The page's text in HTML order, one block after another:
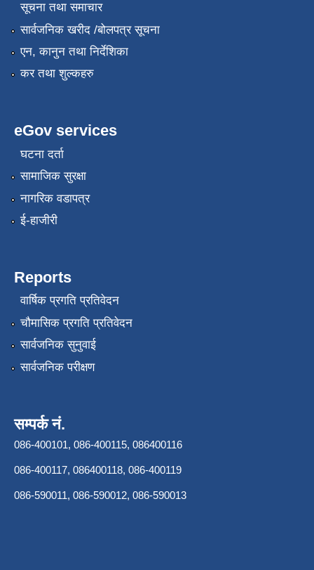
सूचना तथा समाचार
सार्वजनिक खरीद /बोलपत्र सूचना
एन, कानुन तथा निर्देशिका
कर तथा शुल्कहरु
eGov services
घटना दर्ता
सामाजिक सुरक्षा
नागरिक वडापत्र
ई-हाजीरी
Reports
वार्षिक प्रगति प्रतिवेदन
चौमासिक प्रगति प्रतिवेदन
सार्वजनिक सुनुवाई
सार्वजनिक परीक्षण
सम्पर्क नं.
086-400101, 086-400115, 086400116
086-400117, 086400118, 086-400119
086-590011, 086-590012, 086-590013